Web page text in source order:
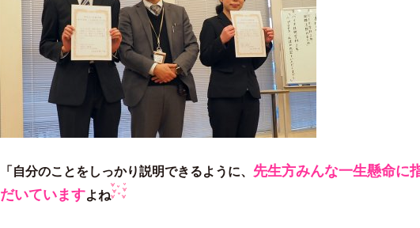
「自分のことをしっかり説明できるように、 先生方みんな一生懸命に
だいていますよね